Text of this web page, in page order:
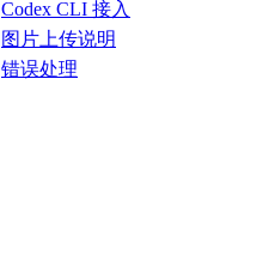
Codex CLI 接入
图片上传说明
错误处理